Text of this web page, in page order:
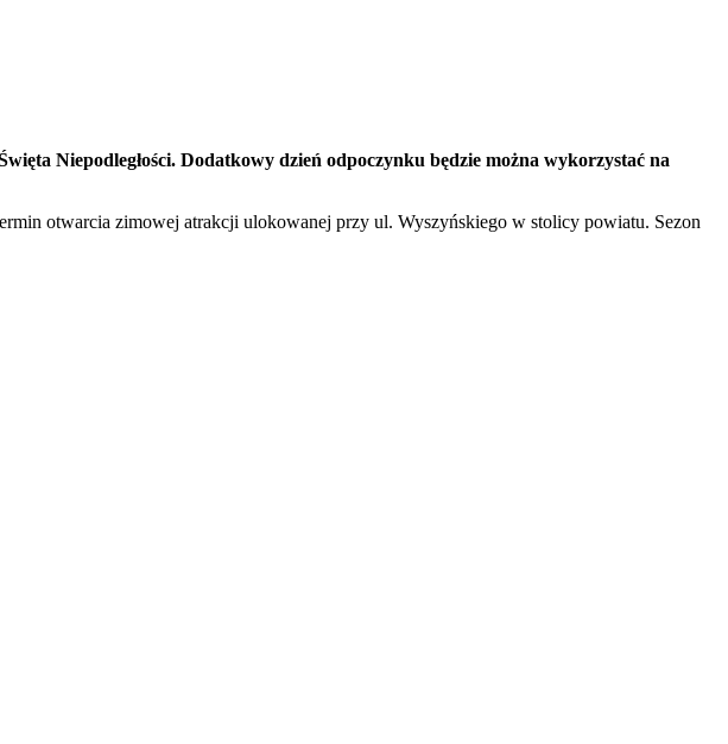
Niepodległości. Dodatkowy dzień odpoczynku będzie można wykorzystać na
otwarcia zimowej atrakcji ulokowanej przy ul. Wyszyńskiego w stolicy powiatu. Sezon